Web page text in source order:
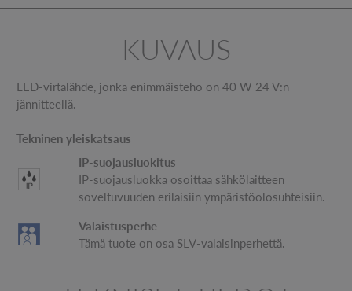
KUVAUS
LED-virtalähde, jonka enimmäisteho on 40 W 24 V:n
jännitteellä.
Tekninen yleiskatsaus
IP-suojausluokitus
IP-suojausluokka osoittaa sähkölaitteen
soveltuvuuden erilaisiin ympäristöolosuhteisiin.
Valaistusperhe
Tämä tuote on osa SLV-valaisinperhettä.